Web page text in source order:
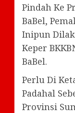
Pindah Ke
BaBel,
Inipun
Keper
BaBel.
Perlu Di
Padahal
Provinsi